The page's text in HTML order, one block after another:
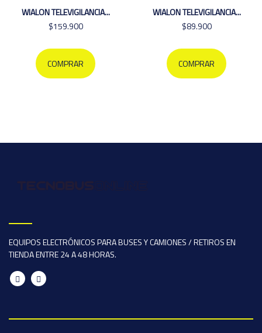
WIALON TELEVIGILANCIA...
$159.900
COMPRAR
WIALON TELEVIGILANCIA...
$89.900
COMPRAR
EQUIPOS ELECTRÓNICOS PARA BUSES Y CAMIONES / RETIROS EN
TIENDA ENTRE 24 A 48 HORAS.